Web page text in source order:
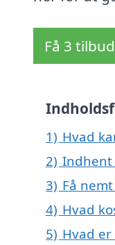
Få 3
1) Hvad
2) Indhent
3) Få
4) Hvad
5) Hvad